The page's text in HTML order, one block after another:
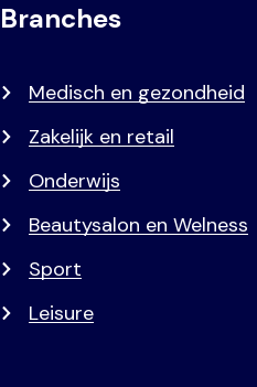
Branches
Medisch en gezondheid
Zakelijk en retail
Onderwijs
Beautysalon en Welness
Sport
Leisure